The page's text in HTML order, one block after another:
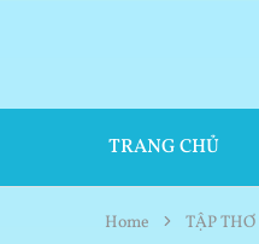
TRANG CHỦ
Home TẬP THƠ